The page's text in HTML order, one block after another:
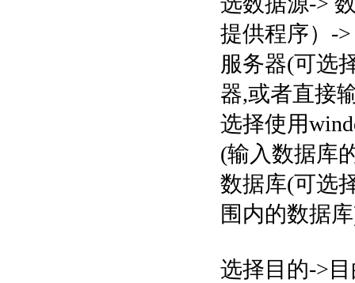
提供程序）->
服务器(可选
器,或者直接
选择使用
(输入数据库
数据库(可选
围内的数据
选择目的->目